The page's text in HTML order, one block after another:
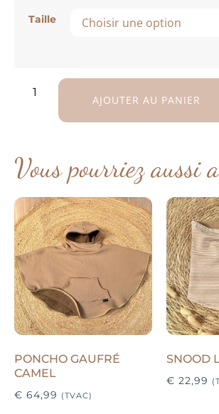
Taille
AJOUTER AU PANIER
Vous pourriez aussi
PONCHO GAUFRÉ
CAMEL
€ 64,99 (TVAC)
SNOOD
€ 22,99